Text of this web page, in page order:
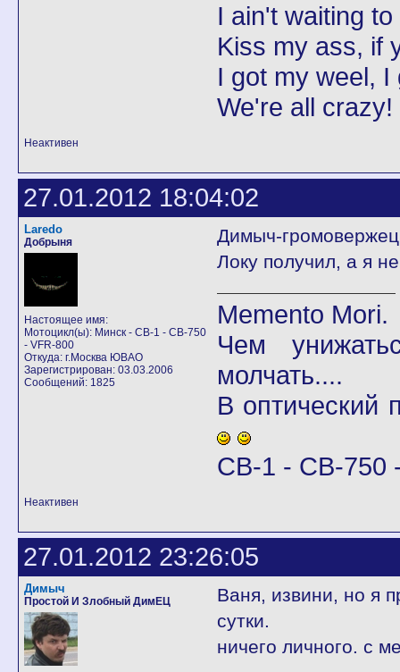
I ain't waiting
Kiss my ass, if
I got my weel,
We're all
Неактивен
27.01.2012 18:04:02
Laredo
Добрыня
Настоящее имя:
Мотоцикл(ы): Минск - CB-1 - CB-750
- VFR-800
Откуда: г.Москва ЮВАО
Зарегистрирован: 03.03.2006
Сообщений: 1825
Димыч-
Локу получил, а я
Memento Mori.
Чем
молчать....
В
CB-1 - CB-750
Неактивен
27.01.2012 23:26:05
Димыч
Простой И Злобный ДимЕЦ
Ваня, извини, но я
сутки.
ничего личного. с